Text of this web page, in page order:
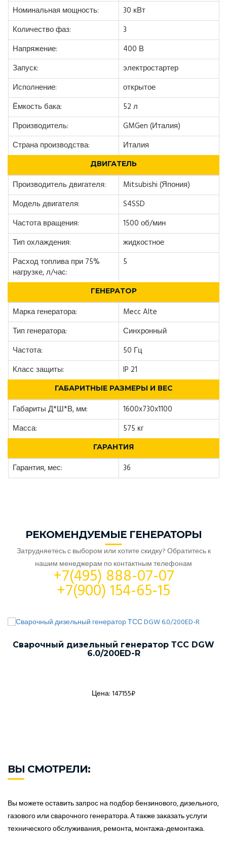
Номинальная мощность:
30 кВт
Количество фаз:
3
Напряжение:
400 В
Запуск:
электростартер
Исполнение:
открытое
Ёмкость бака:
52 л
Производитель:
GMGen (Италия)
Страна производства:
Италия
ДВИГАТЕЛЬ
Производитель двигателя:
Mitsubishi (Япония)
Модель двигателя:
S4SSD
Частота вращения:
1500 об/мин
Тип охлаждения:
жидкостное
Расход топлива при 75%
нагрузке, л/час:
5
ГЕНЕРАТОР
Марка генератора:
Mecc Alte
Тип генератора:
Синхронный
Частота:
50 Гц
Класс защиты:
IP 21
ГАБАРИТНЫЕ РАЗМЕРЫ И ВЕС
Габариты Д*Ш*В, мм:
1600x730x1100
Масса:
575 кг
ГАРАНТИЯ
Гарантия, мес: 36
РЕКОМЕНДУЕМЫЕ ГЕНЕРАТОРЫ
Затрудняетесь с выбором или хотите скидку? Обратитесь к
нашим менеджерам по контактным телефонам
+7(495) 888-07-07
+7(900) 154-65-15
Сварочный дизельный генератор ТСС DGW
6.0/200ED-R
Цена: 147155₽
ВЫ СМОТРЕЛИ:
Вы можете оставить запрос на подбор бензинового, дизельного,
газового или сварочного генератора. А также заказать услуги
технического обслуживания, ремонта, монтажа-демонтажа.